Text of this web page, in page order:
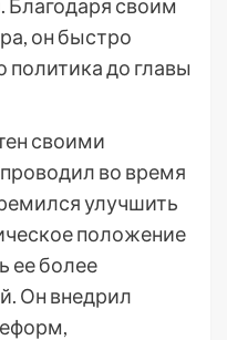
своим
он быстро
политика до главы
своими
во время
улучшить
положение
ее более
Он внедрил